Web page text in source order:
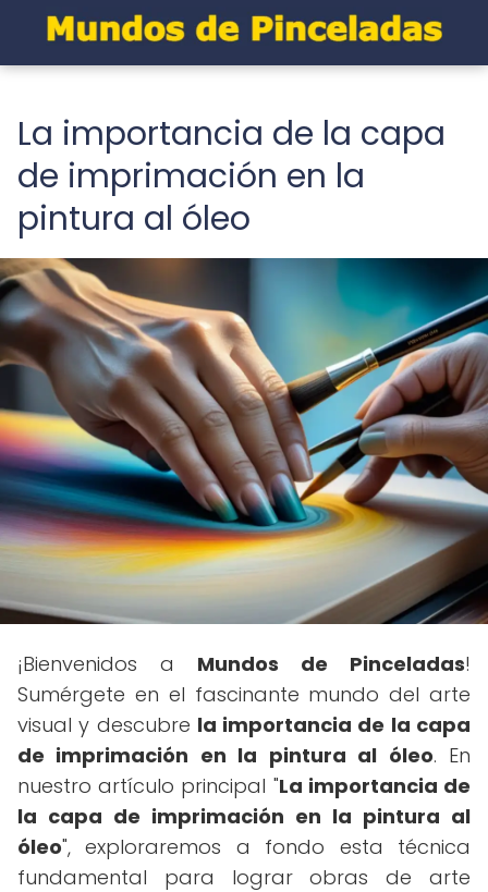
La importancia de la capa
de imprimación en la
pintura al óleo
¡Bienvenidos a Mundos de Pinceladas!
Sumérgete en el fascinante mundo del arte
visual y descubre la importancia de la capa
de imprimación en la pintura al óleo. En
nuestro artículo principal "La importancia de
la capa de imprimación en la pintura al
óleo", exploraremos a fondo esta técnica
fundamental para lograr obras de arte